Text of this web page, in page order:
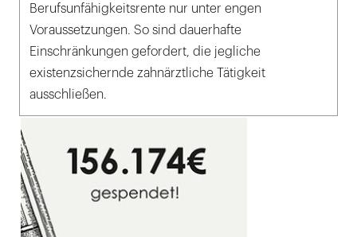
Berufsunfähigkeitsrente nur unter engen
Voraussetzungen. So sind dauerhafte
Einschränkungen gefordert, die jegliche
existenzsichernde zahnärztliche Tätigkeit
ausschließen.